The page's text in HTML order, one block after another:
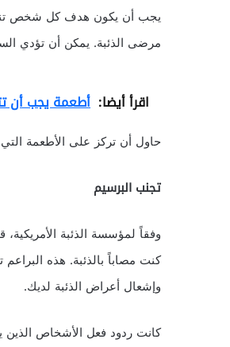
يجب أن يكون هدف كل شخص
مرضى الذئبة. يمكن أن تؤدي
اقرأ أيضا: أطعمة يجب أن
حاول أن تركز على الأطعمة التي
تجنب البرسيم
وفقاً لمؤسسة الذئبة
وإشعال أعراض الذئبة لديك.
كانت ردود فعل الأشخاص الذين